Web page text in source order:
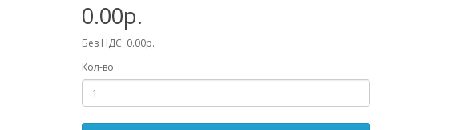
0.00р.
Без НДС: 0.00р.
Кол-во